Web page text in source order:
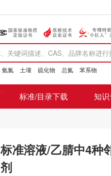
氨氮 土壤 硫化物 总氮 苯系物
标准/目录下载 知
标准溶液/乙腈中4种
剂